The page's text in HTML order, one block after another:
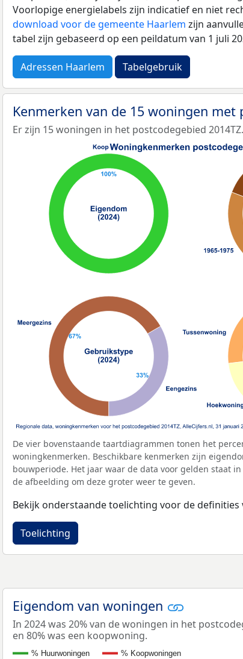
Voorlopige energielabels zijn indicatief en niet
download voor de gemeente Haarlem zijn
tabel zijn gebaseerd op een peildatum van 1 juli
Adressen Haarlem Tabelgebruik
Kenmerken van de 15 woningen met
Er zijn 15 woningen in het postcodegebied 2014TZ.
De vier bovenstaande taartdiagrammen tonen het
woningkenmerken. Beschikbare kenmerken zijn
bouwperiode. Het jaar waar de data voor gelden staat
de afbeelding om deze groter weer te geven.
Bekijk onderstaande toelichting voor de
Toelichting
Eigendom van woningen
In 2024 was 20% van de woningen in het
en 80% was een koopwoning.
% Huurwoningen % Koopwoningen